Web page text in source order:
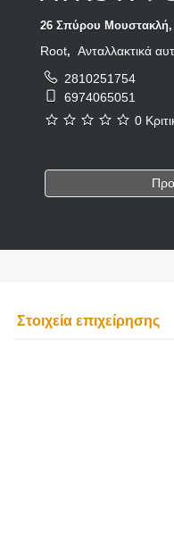
26 Σπύρου Μουστακλή,
Root, Ανταλλακτικά
2810251754
6974065051
0
Στοιχεία επιχείρησης